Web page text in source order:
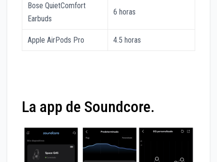
Bose QuietComfort
Earbuds
6 horas
Apple AirPods Pro 4.5 horas
La app de Soundcore.